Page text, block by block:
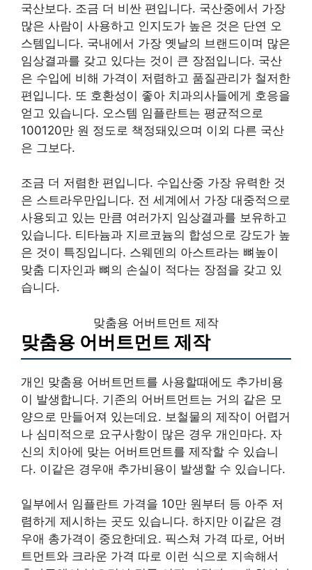
국산보다. 조금 더 비싼 편입니다. 국산중에서 가장
많은 사람이 사용하고 인지도가 높은 것은 단연 오
스템입니다. 국내에서 가장 옛날의 브랜드이며 많은
임상결과를 갖고 있다는 것이 큰 장점입니다. 국산
은 수입에 비해 가격이 저렴하고 품질관리가 철저한
편입니다. 또 호환성이 좋아 치과의사들에게 호응을
얻고 있습니다. 오스템 임플란트는 평균적으로
100120만 원 정도로 책정돼있으며 이외 다른 국산
은 그보다.
조금 더 저렴한 편입니다. 수입산중 가장 유력한 것
은 스트라우만입니다. 전 세계에서 가장 대중적으로
사용되고 있는 만큼 여러가지 임상결과를 보유하고
있습니다. 티타늄과 지르코늄의 합성으로 강도가 높
은 것이 특징입니다. 스웨덴의 아스트라는 뼈높이
맞춤 디자인과 뼈의 손실이 적다는 장점을 갖고 있
습니다.
맞춤용 어버트먼트 제작
맞춤용 어버트먼트 제작
개인 맞춤용 어버트먼트를 사용할때에도 추가비용
이 발생합니다. 기존의 어버트먼트는 거의 같은 모
양으로 만들어져 있는데요. 보철물의 제작이 어렵거
나 심미적으로 요구사항이 많은 경우 개인마다. 자
신의 치아에 맞는 어버트먼트를 제작할 수 있습니
다. 이같은 경우애 추가비용이 발생할 수 있습니다.
일부에서 임플란트 가격을 10만 원부터 등 아주 저
렴하게 제시하는 곳도 있습니다. 하지만 이같은 경
우애 총가격이 중요한데요. 픽스쳐 가격 따로, 어버
트먼트와 크라운 가격 따로 이런 식으로 지속해서